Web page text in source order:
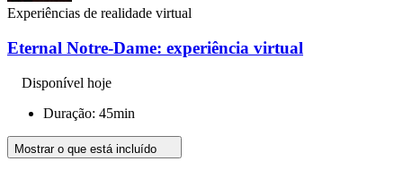
Experiências de realidade virtual
Eternal Notre-Dame: experiência virtual
Disponível hoje
Duração: 45min
Mostrar o que está incluído